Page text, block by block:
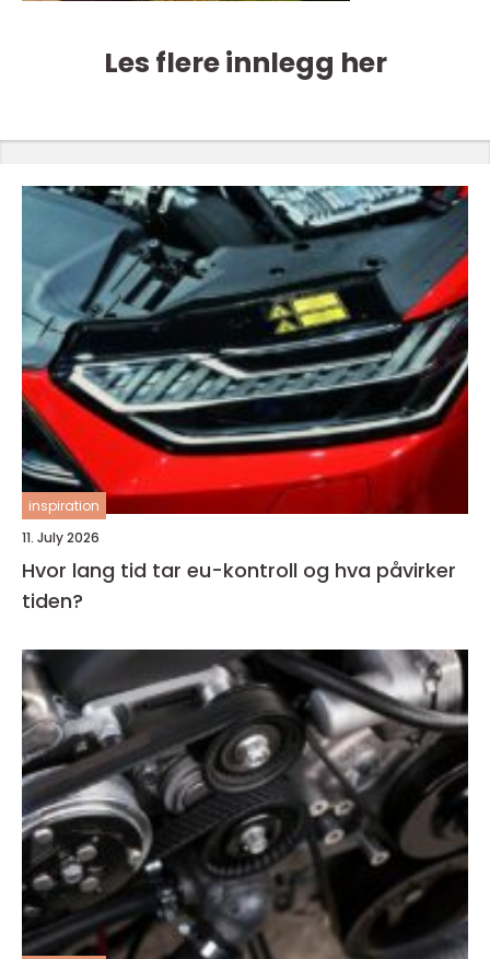
Les flere innlegg her
inspiration
11. July 2026
Hvor lang tid tar eu-kontroll og hva påvirker
tiden?